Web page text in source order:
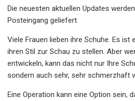
Die neuesten aktuellen Updates
Posteingang geliefert.
Viele Frauen lieben ihre Schuhe. Es ist
ihren Stil zur Schau zu stellen. Aber
entwickeln, kann das nicht nur Ihre
sondern auch sehr, sehr schmerzhaft
Eine Operation kann eine Option sein,